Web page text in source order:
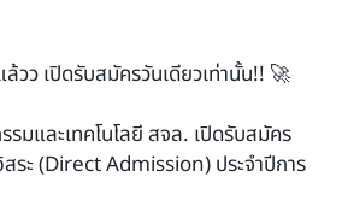
วว เปิดรับสมัครวันเดียวเท่านั้น!! 🚀
มและเทคโนโลยี สจล. เปิดรับสมัคร
ระ (Direct Admission) ประจำปีการ